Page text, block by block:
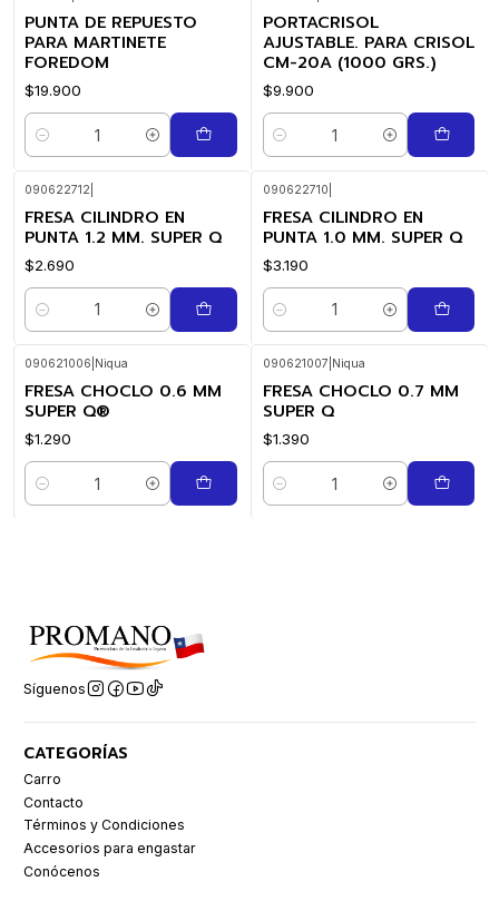
PUNTA DE REPUESTO
PARA MARTINETE
FOREDOM
$19.900
Cantidad
PORTACRISOL
AJUSTABLE. PARA CRISOL
CM-20A (1000 GRS.)
$9.900
Cantidad
090622712
FRESA CILINDRO EN
PUNTA 1.2 MM. SUPER Q
$2.690
Cantidad
090622710
FRESA CILINDRO EN
PUNTA 1.0 MM. SUPER Q
$3.190
Cantidad
090621006 Niqua
FRESA CHOCLO 0.6 MM
SUPER Q®
$1.290
Cantidad
090621007 Niqua
FRESA CHOCLO 0.7 MM
SUPER Q
$1.390
Cantidad
Síguenos
CATEGORÍAS
Carro
Contacto
Términos y Condiciones
Accesorios para engastar
Conócenos